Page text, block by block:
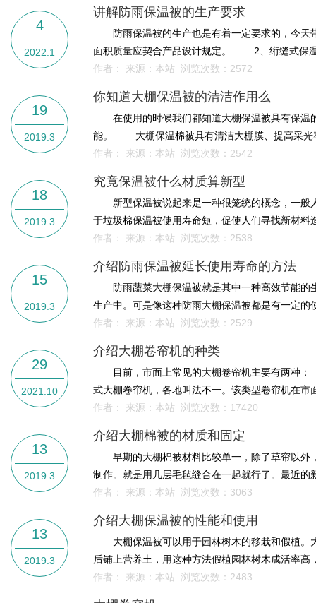
4
2022.1
讲解防雨保温被的生产要求
防雨保温被的生产也是有着一定要求的，今
面积质量应契合产品设计规定。 2、绗缝式保
作者： 来源：本站 浏览次数： 2572
19
2019.3
你知道大棚保温被的清洁作用么
在使用的时候我们都知道大棚保温被具有保温
能。 大棚保温棉被具有清洁大棚膜、提高采光
作者： 来源：本站 浏览次数： 2542
18
2019.3
究竟保温被什么材质算新型
新型保温被说起来是一种很笼统的概念，一般
于垃圾棉保温被使用寿命短，促使人们寻找新
作者： 来源：本站 浏览次数： 2538
15
2019.3
介绍防雨保温被延长使用寿命的方法
防雨蔬菜大棚保温被就是其中一种高效节能的
生产中。可是像这种防雨大棚保温被都是有一定
作者： 来源：本站 浏览次数： 2529
29
2021.10
介绍大棚卷帘机的种类
目前，市面上常见的大棚卷帘机主要有两种
式大棚卷帘机，各地叫法不一。该类型卷帘机在
作者： 来源：本站 浏览次数： 17420
13
2019.3
介绍大棚棉被的材质和固定
早期的大棚棉被材料比较单一，除了草帘以外
制作。就是用几层毛毡缝合在一起就行了。最近
作者： 来源：本站 浏览次数： 3063
13
2019.3
介绍大棚保温被的性能和使用
大棚保温被可以用于园林树木的移栽和假植。
后铺上营养土，用这种方法假植园林树木成活率
作者： 来源：本站 浏览次数： 2483